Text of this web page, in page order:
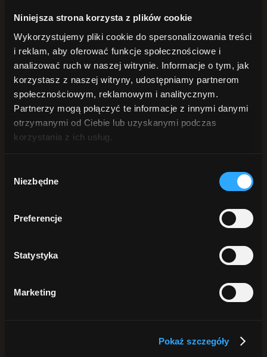
Niniejsza strona korzysta z plików cookie
Wykorzystujemy pliki cookie do spersonalizowania treści
i reklam, aby oferować funkcje społecznościowe i
analizować ruch w naszej witrynie. Informacje o tym, jak
korzystasz z naszej witryny, udostępniamy partnerom
społecznościowym, reklamowym i analitycznym.
Partnerzy mogą połączyć te informacje z innymi danymi
otrzymanymi od Ciebie lub uzyskanymi podczas
korzystania z ich usług.
zgody
Niezbędne
Preferencje
Statystyka
Marketing
Pokaż szczegóły
Żele pod prysznic
Płyn intymny
DŁONIE i STOPY
Mydła do rąk
Kremy do rąk
Peelingi do rąk
Do stóp
ANTYPERSPIRANTY
DO BRODY
Szukaj